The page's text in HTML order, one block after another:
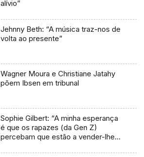
alívio”
Jehnny Beth: “A música traz-nos de
volta ao presente”
Wagner Moura e Christiane Jatahy
põem Ibsen em tribunal
Sophie Gilbert: “A minha esperança
é que os rapazes (da Gen Z)
percebam que estão a vender-lhes